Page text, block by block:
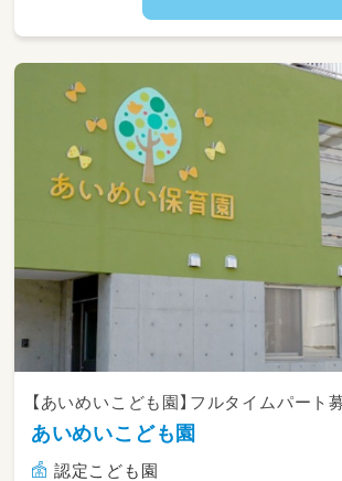
【あいめいこども園】フルタイムパート募
あいめいこども園
認定こども園